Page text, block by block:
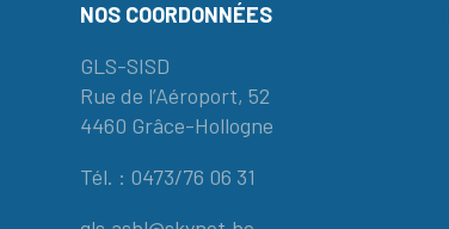
NOS COORDONNÉES
GLS-SISD
Rue de l’Aéroport, 52
4460 Grâce-Hollogne
Tél. : 0473/76 06 31